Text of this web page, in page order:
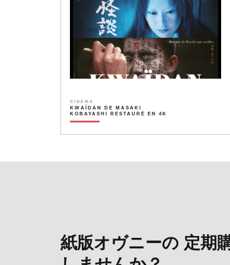
CINÉMA
KWAÏDAN DE MASAKI
KOBAYASHI RESTAURÉ EN 4K
紙版オヴニーの 定期